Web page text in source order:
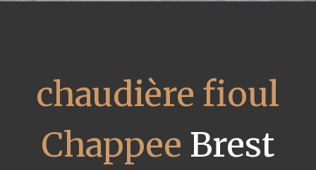
chaudière fioul
Chappee Brest